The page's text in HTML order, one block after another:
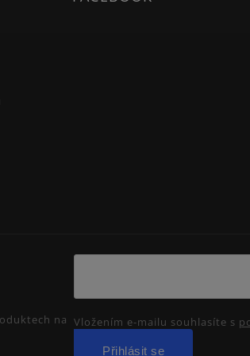
na Vložením e-mailu souhlasíte s
Přihlásit se